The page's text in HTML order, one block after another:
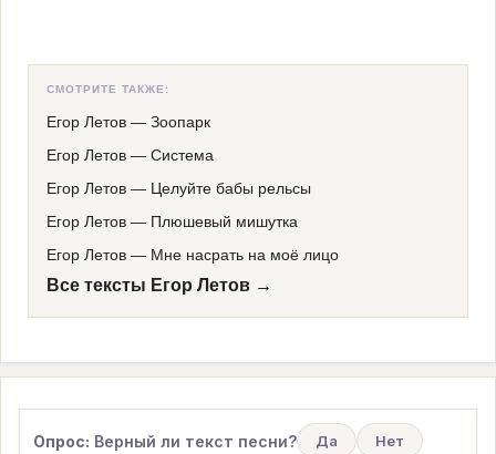
СМОТРИТЕ ТАКЖЕ:
Егор Летов — Зоопарк
Егор Летов — Система
Егор Летов — Целуйте бабы рельсы
Егор Летов — Плюшевый мишутка
Егор Летов — Мне насрать на моё лицо
Все тексты Егор Летов →
Опрос: Верный ли текст песни? Да Нет